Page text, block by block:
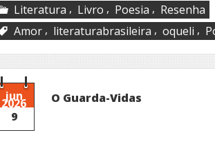
Literatura , Livro , Poesia , Resenha
Amor , literaturabrasileira , oqueli ,
jun
2026
9
O Guarda-Vidas